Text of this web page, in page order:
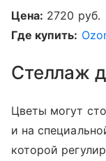
Цена: 2720 руб.
Где купить:
Стеллаж
Цветы могут
и на
которой